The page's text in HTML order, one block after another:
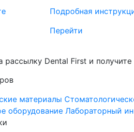
Подробная
Перейти
рассылку Dental First и
материалы
оборудование Лабораторный